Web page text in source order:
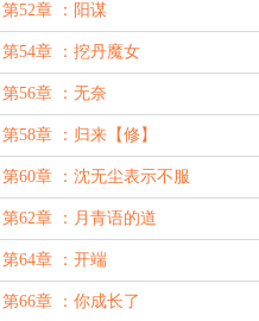
第52章 ：阳谋
第54章 ：挖丹魔女
第56章 ：无奈
第58章 ：归来【修】
第60章 ：沈无尘表示不服
第62章 ：月青语的道
第64章 ：开端
第66章 ：你成长了